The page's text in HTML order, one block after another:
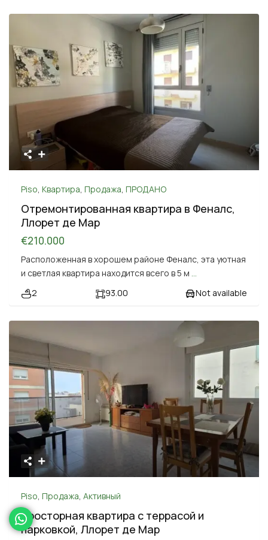
Piso Квартира Продажа ПРОДАНО
Отремонтированная квартира в Феналс,
Ллорет де Мар
€210.000
Расположенная в хорошем районе Феналс, эта уютная
и светлая квартира находится всего в 5 м
2
93.00 Not available
Piso Продажа Активный
Просторная квартира с террасой и
парковкой, Ллорет де Мар